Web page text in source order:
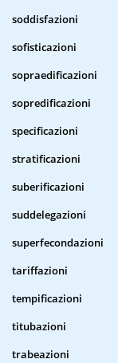
soddisfazioni
sofisticazioni
sopraedificazioni
sopredificazioni
specificazioni
stratificazioni
suberificazioni
suddelegazioni
superfecondazioni
tariffazioni
tempificazioni
titubazioni
trabeazioni